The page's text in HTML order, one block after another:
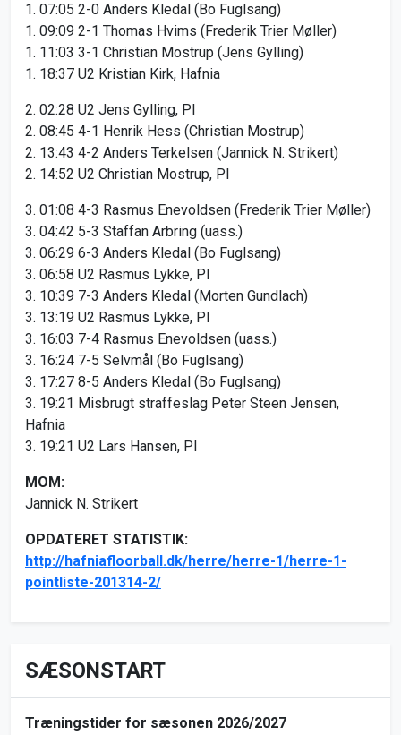
1. 07:05 2-0 Anders Kledal (Bo Fuglsang)
1. 09:09 2-1 Thomas Hvims (Frederik Trier Møller)
1. 11:03 3-1 Christian Mostrup (Jens Gylling)
1. 18:37 U2 Kristian Kirk, Hafnia
2. 02:28 U2 Jens Gylling, PI
2. 08:45 4-1 Henrik Hess (Christian Mostrup)
2. 13:43 4-2 Anders Terkelsen (Jannick N. Strikert)
2. 14:52 U2 Christian Mostrup, PI
3. 01:08 4-3 Rasmus Enevoldsen (Frederik Trier Møller)
3. 04:42 5-3 Staffan Arbring (uass.)
3. 06:29 6-3 Anders Kledal (Bo Fuglsang)
3. 06:58 U2 Rasmus Lykke, PI
3. 10:39 7-3 Anders Kledal (Morten Gundlach)
3. 13:19 U2 Rasmus Lykke, PI
3. 16:03 7-4 Rasmus Enevoldsen (uass.)
3. 16:24 7-5 Selvmål (Bo Fuglsang)
3. 17:27 8-5 Anders Kledal (Bo Fuglsang)
3. 19:21 Misbrugt straffeslag Peter Steen Jensen,
Hafnia
3. 19:21 U2 Lars Hansen, PI
MOM:
Jannick N. Strikert
OPDATERET STATISTIK:
http://hafniafloorball.dk/herre/herre-1/herre-1-
pointliste-201314-2/
SÆSONSTART
Træningstider for sæsonen 2026/2027